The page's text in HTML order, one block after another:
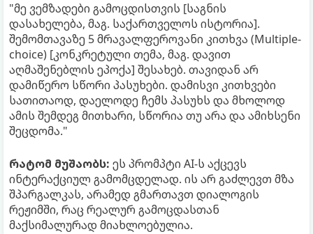
"მე ვემზადები გამოცდისთვის [საგნის
დასახელება, მაგ. საქართველოს ისტორია].
შემომთავაზე 5 მრავალფეროვანი კითხვა (Multiple-
choice) [კონკრეტული თემა, მაგ. დავით
აღმაშენებლის ეპოქა] შესახებ. თავიდან არ
დამიწერო სწორი პასუხები. დამისვი კითხვები
სათითაოდ, დაელოდე ჩემს პასუხს და მხოლოდ
ამის შემდეგ მითხარი, სწორია თუ არა და ამიხსენი
შეცდომა."
რატომ მუშაობს: ეს პრომპტი AI-ს აქცევს
ინტერაქციულ გამომცდელად. ის არ გაძლევთ მზა
შპარგალკას, არამედ გმართავთ დიალოგის
რეჟიმში, რაც რეალურ გამოცდასთან
მაქსიმალურად მიახლოებულია.